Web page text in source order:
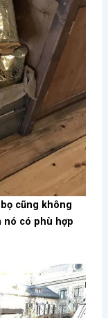
cũng không
nó có phù hợp